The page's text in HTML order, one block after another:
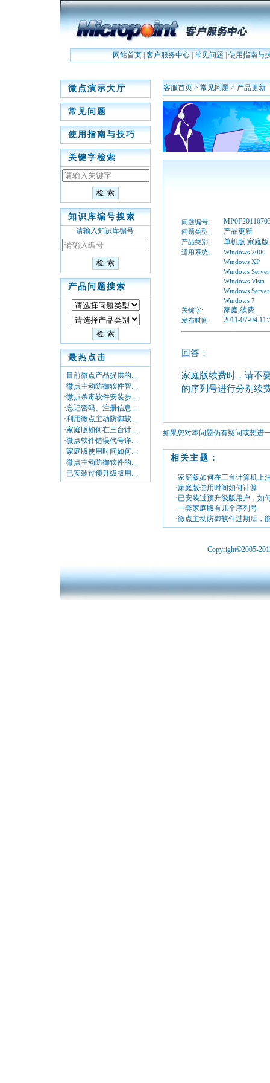
网站首页| 客户服务中心| 常见问题 使用指南与
微点演示大厅
常见问题
使用指南与技巧
关键字检索
知识库编号搜索
请输入知识库编号:
产品问题搜索
最热点击
·目前微点产品提供的...
·微点主动防御软件智...
·微点杀毒软件安装步...
·忘记密码、注册信息...
·利用微点主动防御软...
·家庭版如何在三台计...
·微点软件错误代号详...
·家庭版使用时间如何...
·微点主动防御软件的...
·已安装过预升级版用...
客服首页 > 常见问题 > 产品更新
问题编号:
问题类型: 产品更新
产品类别: 单机版 家庭版
适用系统:
Windows 2000
Windows XP
Windows
Windows Vista
Windows
Windows 7
关键字:
家庭,续费
发布时间: 2011-07-04
回答：
家庭版续费时，请不
的序列号进行分别续
如果您对本问题仍有疑问或想进
相关主题：
·家庭版如何在三台计算机上
·家庭版使用时间如何计算
·已安装过预升级版用户，如
·一套家庭版有几个序列号
·微点主动防御软件过期后，
Copyright©2005-